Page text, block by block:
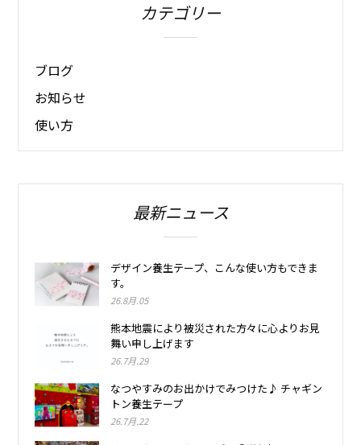
カテゴリー
ブログ
お知らせ
使い方
最新ニュース
デザイン養生テープ、こんな使い方もできま
す。
26.8月.05
熊本地震により被災された方々に心よりお見
舞い申し上げます
26.7月.29
なつやすみのお出かけでみつけた♪ チャギン
トン養生テープ
26.7月.22